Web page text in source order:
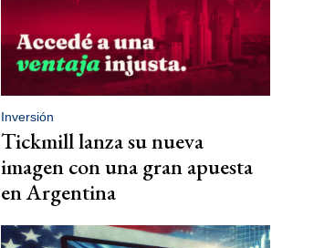
Inversión
Tickmill lanza su nueva
imagen con una gran apuesta
en Argentina